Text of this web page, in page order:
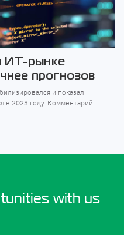
ИТ-рынке
прогнозов
и показал
в 2023 году. Комментарий
with us